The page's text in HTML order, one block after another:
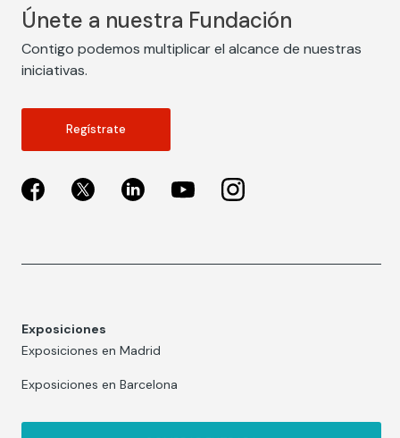
Únete a nuestra Fundación
Contigo podemos multiplicar el alcance de nuestras
iniciativas.
Regístrate
Exposiciones
Exposiciones en Madrid
Exposiciones en Barcelona